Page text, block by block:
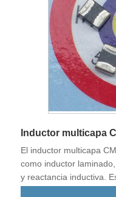
Inductor multicapa
El inductor multicapa
como inductor
y reactancia inductiva.